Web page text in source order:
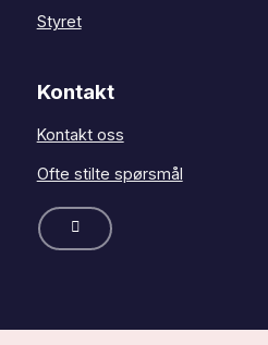
Styret
Kontakt
Kontakt oss
Ofte stilte spørsmål